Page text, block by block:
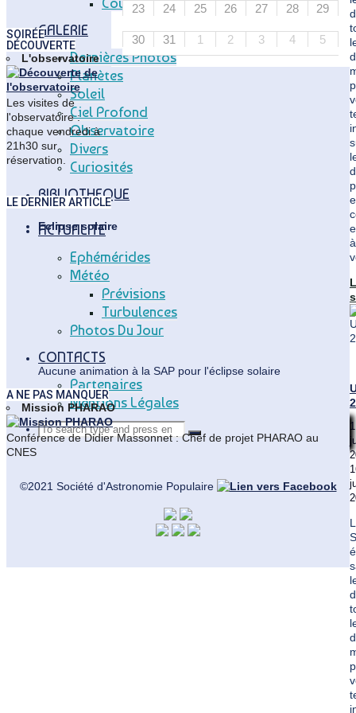
GALERIE
Dernières Photos
Planètes
Soleil
Ciel Profond
Observatoire
Divers
Curiosités
BIBLIOTHEQUE
ACTUALITE
Ephémérides
Météo
Prévisions
Turbulences
Photos Du Jour
CONTACTS
Partenaires
Mentions Légales
Search
Search
Search
à
1
23 24 25 26 27 28 29
30 31 1 2 3 4 5
SOIRÉE
DÉCOUVERTE
L'observatoire
Les visites de
l'observatoire :
chaque vendredi à
21h30 sur
réservation.
LE DERNIER ARTICLE
Eclipse solaire
Aucune animation à la SAP pour l'éclipse solaire
A NE PAS MANQUER
Mission PHARAO
Conférence de Didier Massonnet : Chef de projet PHARAO au
CNES
©2021 Société d'Astronomie Populaire